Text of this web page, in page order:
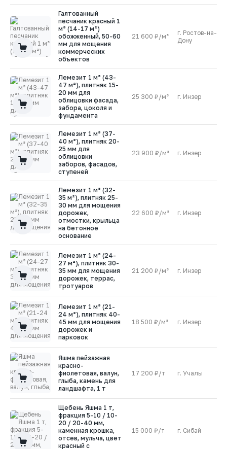
Галтованный
песчаник красный 1
м³ (14-17 м²)
обожженный, 50-60
мм для мощения
коммерческих
объектов
21 600 ₽/м³
г. Ростов-на-
Дону
Лемезит 1 м³ (43-
47 м²), плитняк 15-
20 мм для
облицовки фасада,
забора, цоколя и
фундамента
25 300 ₽/м³ г. Инзер
Лемезит 1 м³ (37-
40 м²), плитняк 20-
25 мм для
облицовки
заборов, фасадов,
ступеней
23 900 ₽/м³ г. Инзер
Лемезит 1 м³ (32-
35 м²), плитняк 25-
30 мм для мощения
дорожек,
отмостки, крыльца
на бетонное
основание
22 600 ₽/м³ г. Инзер
Лемезит 1 м³ (24-
27 м²), плитняк 30-
35 мм для мощения
дорожек, террас,
тротуаров
21 200 ₽/м³ г. Инзер
Лемезит 1 м³ (21-
24 м²), плитняк 40-
45 мм для мощения
дорожек и
парковок
18 500 ₽/м³ г. Инзер
Яшма пейзажная
красно-
фиолетовая, валун,
глыба, камень для
ландшафта, 1 т
17 200 ₽/т г. Учалы
Щебень Яшма 1 т,
фракция 5-10 / 10-
20 / 20-40 мм,
каменная крошка,
отсев, мульча, цвет
красный с
15 000 ₽/т г. Сибай